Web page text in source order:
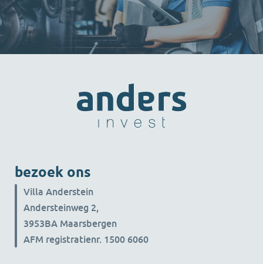
iedereen die aan deze stap
heeft bijgedragen en kijken
ernaar uit om samen verder te
bouwen.
bezoek ons
Villa Anderstein
Andersteinweg 2,
3953BA Maarsbergen
AFM registratienr. 1500 6060